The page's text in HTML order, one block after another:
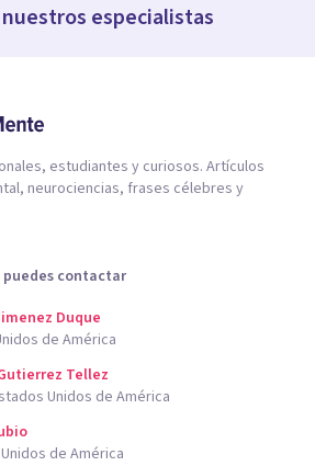
especialistas
estudiantes y curiosos. Artículos
neurociencias, frases célebres y
puedes contactar
Duque
de América
Tellez
Unidos de América
de América